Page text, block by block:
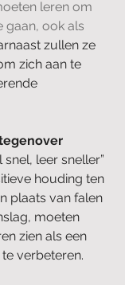
leren om
gaan, ook als
zullen ze
zich aan te
snel, leer sneller”
houding ten
plaats van falen
moeten
zien als een
verbeteren.